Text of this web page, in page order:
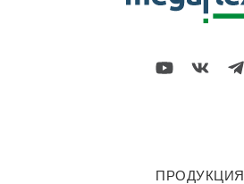
ПРОДУКЦИЯ